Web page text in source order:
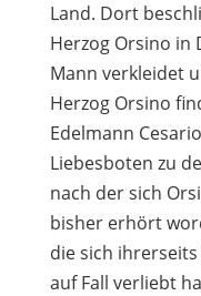
Land. Dort
Herzog Orsino in
Mann verkleidet
Herzog Orsino
Edelmann
Liebesboten zu
nach der sich
bisher erhört
die sich
auf Fall verliebt